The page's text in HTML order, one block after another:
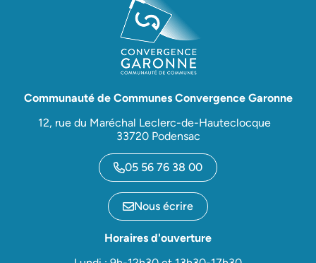
Communauté de Communes Convergence Garonne
12, rue du Maréchal Leclerc-de-Hauteclocque
33720 Podensac
05 56 76 38 00
Nous écrire
Horaires d'ouverture